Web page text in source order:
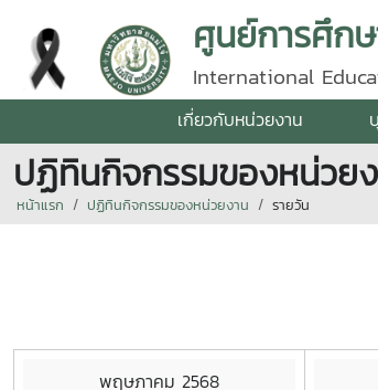
ศูนย์การศึก
International
เกี่ยวกับหน่วยงาน
ปฏิทินกิจกรรมของหน่วย
หน้าแรก ปฏิทินกิจกรรมของหน่วยงาน รายวัน
พฤษภาคม 2568